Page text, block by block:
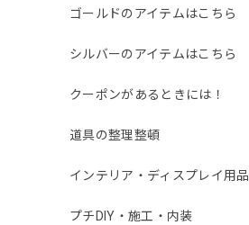
ゴールドのアイテムはこちら
シルバーのアイテムはこちら
クーポンがあるときには！
道具の整理整頓
インテリア・ディスプレイ用品
プチDIY・施工・内装